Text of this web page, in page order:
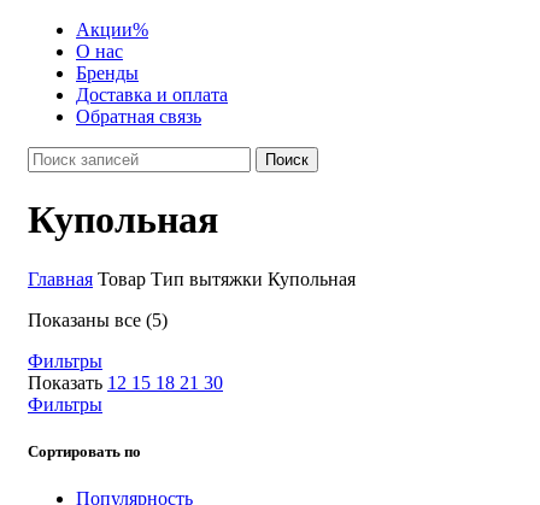
Акции%
О нас
Бренды
Доставка и оплата
Обратная связь
Поиск
Купольная
Главная Товар Тип вытяжки Купольная
Показаны все (5)
Фильтры
Показать 12 15 18 21 30
Фильтры
Сортировать по
Популярность